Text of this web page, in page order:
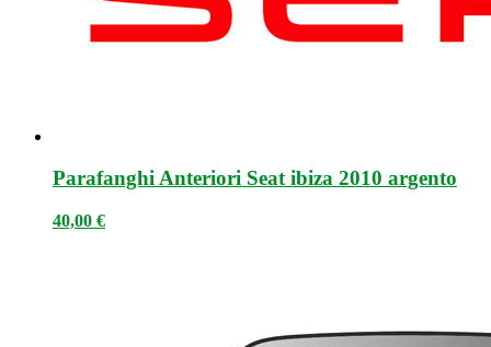
Parafanghi Anteriori Seat ibiza 2010 argento
40,00 €